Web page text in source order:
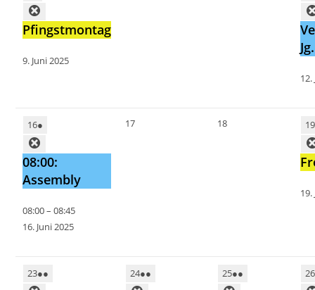
Pfingstmontag
9. Juni 2025
12.
16●
08:00:
Assembly
08:00–08:45
16. Juni 2025
17 18 19
19.
23●● 24●● 25●● 26